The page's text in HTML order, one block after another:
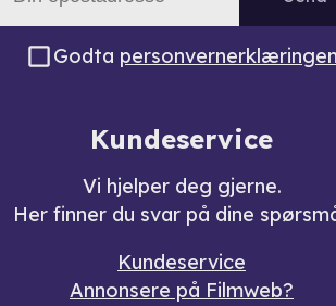
Godta personvernerklæringen
Kundeservice
Vi hjelper deg gjerne.
Her finner du svar på dine
Kundeservice
Annonsere på Filmweb?